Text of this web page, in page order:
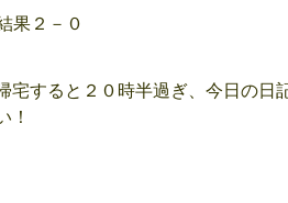
果２－０
宅すると２０時半過ぎ、今日の日
！